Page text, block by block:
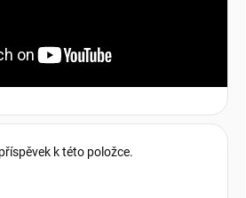
k této položce.